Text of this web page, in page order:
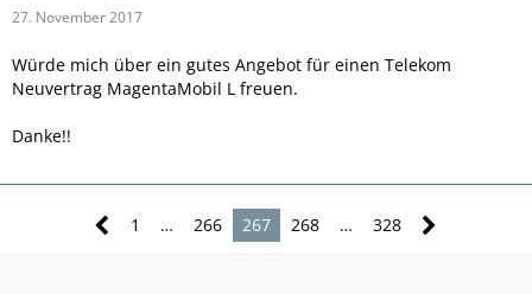
27. November 2017
Würde mich über ein gutes Angebot für einen Telekom
Neuvertrag MagentaMobil L freuen.
Danke!!
1 … 266 267 268 … 328